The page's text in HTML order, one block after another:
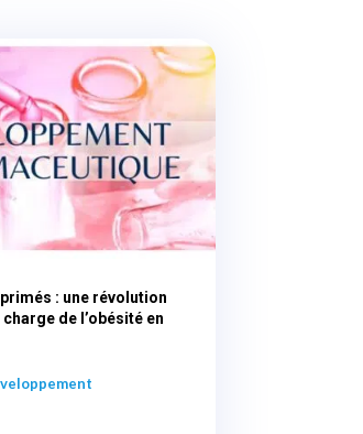
: une révolution
de l’obésité en